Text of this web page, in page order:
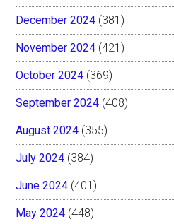
December 2024 (381)
November 2024 (421)
October 2024 (369)
September 2024 (408)
August 2024 (355)
July 2024 (384)
June 2024 (401)
May 2024 (448)